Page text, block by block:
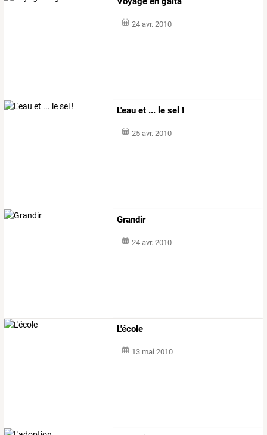
24 avr. 2010
L'eau et ... le sel !
25 avr. 2010
Grandir
24 avr. 2010
L'école
13 mai 2010